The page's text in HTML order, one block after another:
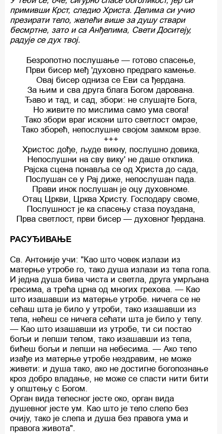
примивши Крст, следио Христа. Делима си учио
презирати тело, желећи више за душу ствари
бесмртне, зато и са Анђелима, Свети Доситеју,
радује се дух твој.
Безропотно послушање — готово спасење,
Први бисер међ 'духовно предраго камење.
Овај бисер одниза се Еви са ђердана.
За њим и сва друга блага Богом дарована.
Ђаво и тад, и сад, збори: не слушајте Бога,
Но живите пo мислима само ума свога!
Тако збори враг искони што светлост омрзе,
Тако зборећ, непослушне својом замком врзе.
+++
Христос дође, људе викну, послушно довика,
Непослушни на сву вику' не даше отклика.
Рајска сцена понавља се од Христа до сада,
Послушан се у Рај диже, непослушан пада.
Прави инок послушан је оцу духовноме.
Отац Цркви, Црква Христу. Господару своме,
Послушност је ка спасењу стаза поуздана,
Прва светлост, први бисер — духовног ђердана.
РАСУЂИВАЊЕ
Св. Антоније учи: "Као што човек излази из
матерње утробе го, тако душа излази из тела гола.
И једна душа бива чиста и светла, друга умрљана
гресима, а трећа црна од многих грехова. — Као
што изашавши из матерње утробе. ничега се не
сећаш шта је било у утроби, тако изашавши из
тела, нећеш се ничега сећати шта је било у телу.
— Као што изашавши из утробе, ти си постао
бољи и лепши телом, тако изашавши из тела,
бићеш бољи и лепши на небесима. — Ако тело
изађе из матерње утробе нездравим, не може
живети: и душа тако, ако не достигне богопознање
кроз добро владање, не може се спасти нити бити
у општењу с Богом.
Орган вида телесног јесте око, орган вида
душевног јесте ум. Као што је тело слепо без
очију, тако је слепа и душа без правога ума и
правога живота".